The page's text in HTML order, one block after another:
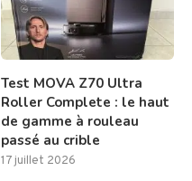
Test MOVA Z70 Ultra
Roller Complete : le haut
de gamme à rouleau
passé au crible
17 juillet 2026